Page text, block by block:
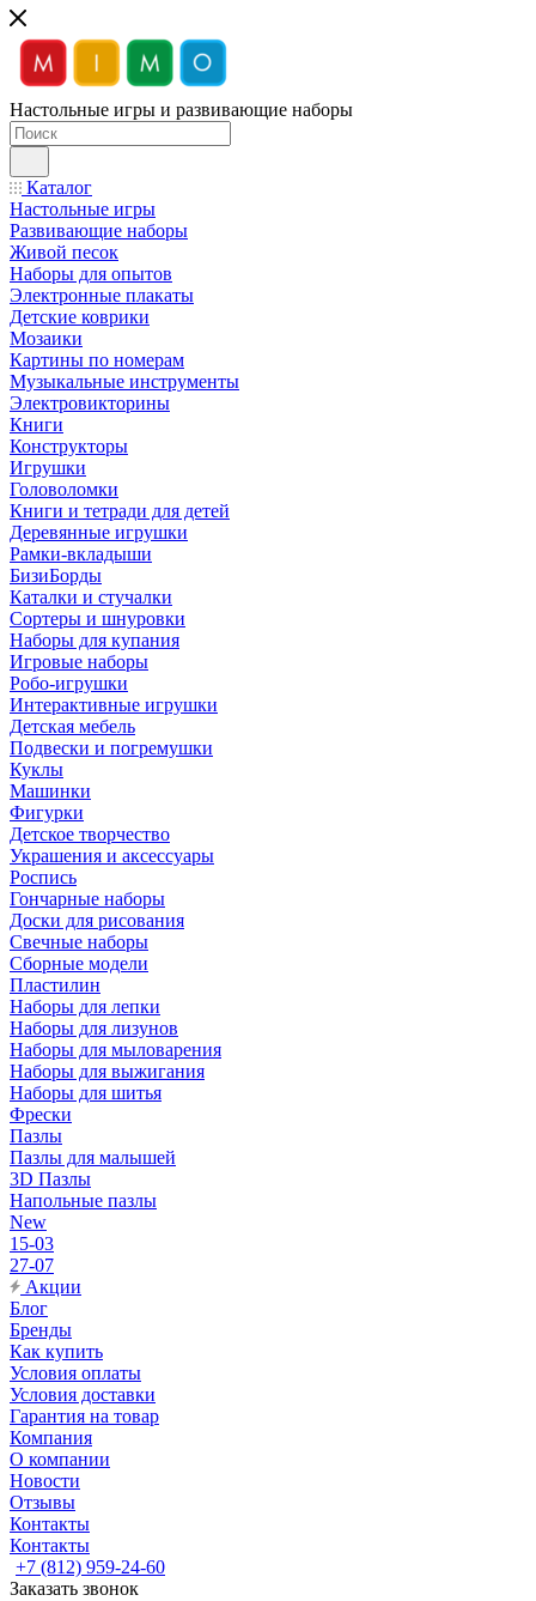
Настольные игры и развивающие наборы
Каталог
Настольные игры
Развивающие наборы
Живой песок
Наборы для опытов
Электронные плакаты
Детские коврики
Мозаики
Картины по номерам
Музыкальные инструменты
Электровикторины
Книги
Конструкторы
Игрушки
Головоломки
Книги и тетради для детей
Деревянные игрушки
Рамки-вкладыши
БизиБорды
Каталки и стучалки
Сортеры и шнуровки
Наборы для купания
Игровые наборы
Робо-игрушки
Интерактивные игрушки
Детская мебель
Подвески и погремушки
Куклы
Машинки
Фигурки
Детское творчество
Украшения и аксессуары
Роспись
Гончарные наборы
Доски для рисования
Свечные наборы
Сборные модели
Пластилин
Наборы для лепки
Наборы для лизунов
Наборы для мыловарения
Наборы для выжигания
Наборы для шитья
Фрески
Пазлы
Пазлы для малышей
3D Пазлы
Напольные пазлы
New
15-03
27-07
Акции
Блог
Бренды
Как купить
Условия оплаты
Условия доставки
Гарантия на товар
Компания
О компании
Новости
Отзывы
Контакты
Контакты
+7 (812) 959-24-60
Заказать звонок